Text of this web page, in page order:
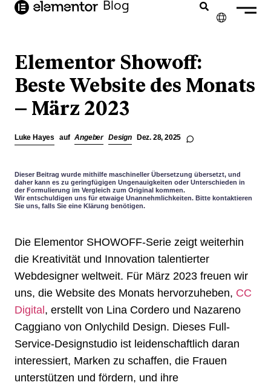
springen
Blog
ENGLISH
FRANÇAIS
ITALIANO
Elementor Showoff:
Beste Website des Monats
– März 2023
Luke Hayes auf Angeber Design Dez. 28, 2025
Dieser Beitrag wurde mithilfe maschineller Übersetzung übersetzt, und
daher kann es zu geringfügigen Ungenauigkeiten oder Unterschieden in
der Formulierung im Vergleich zum Original kommen.
Wir entschuldigen uns für etwaige Unannehmlichkeiten. Bitte kontaktieren
Sie uns, falls Sie eine Klärung benötigen.
Die Elementor SHOWOFF-Serie zeigt weiterhin
die Kreativität und Innovation talentierter
Webdesigner weltweit. Für März 2023 freuen wir
uns, die Website des Monats hervorzuheben, CC
Digital , erstellt von Lina Cordero und Nazareno
Caggiano von Onlychild Design. Dieses Full-
Service-Designstudio ist leidenschaftlich daran
interessiert, Marken zu schaffen, die Frauen
unterstützen und fördern, und ihre